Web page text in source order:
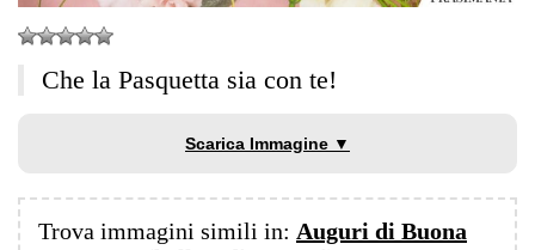
Che la Pasquetta sia con te!
Scarica Immagine ▼
Trova immagini simili in: Auguri di Buona